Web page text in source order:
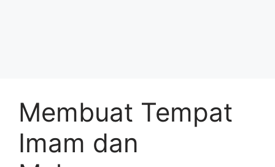
Membuat Tempat
Imam dan